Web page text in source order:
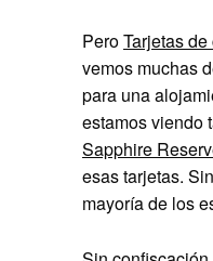
PeroTarjetas
vemos muchas
para una
estamos viendo
Sapphire
esas tarjetas.
mayoría de los